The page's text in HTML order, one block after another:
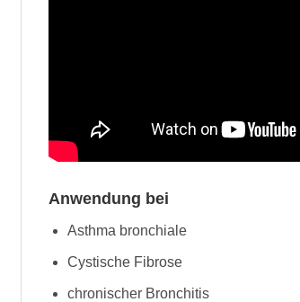
Anwendung bei
Asthma bronchiale
Cystische Fibrose
chronischer Bronchitis